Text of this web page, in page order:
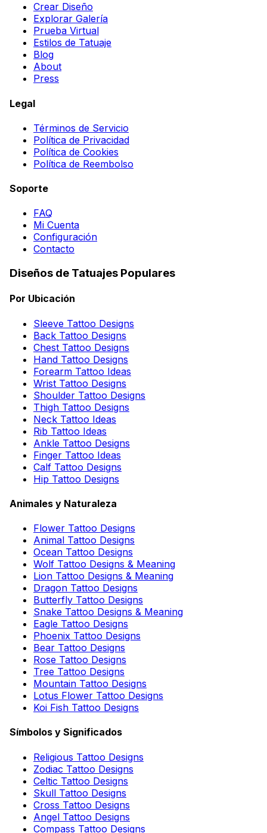
Crear Diseño
Explorar Galería
Prueba Virtual
Estilos de Tatuaje
Blog
About
Press
Legal
Términos de Servicio
Política de Privacidad
Política de Cookies
Política de Reembolso
Soporte
FAQ
Mi Cuenta
Configuración
Contacto
Diseños de Tatuajes Populares
Por Ubicación
Sleeve Tattoo Designs
Back Tattoo Designs
Chest Tattoo Designs
Hand Tattoo Designs
Forearm Tattoo Ideas
Wrist Tattoo Designs
Shoulder Tattoo Designs
Thigh Tattoo Designs
Neck Tattoo Ideas
Rib Tattoo Ideas
Ankle Tattoo Designs
Finger Tattoo Ideas
Calf Tattoo Designs
Hip Tattoo Designs
Animales y Naturaleza
Flower Tattoo Designs
Animal Tattoo Designs
Ocean Tattoo Designs
Wolf Tattoo Designs & Meaning
Lion Tattoo Designs & Meaning
Dragon Tattoo Designs
Butterfly Tattoo Designs
Snake Tattoo Designs & Meaning
Eagle Tattoo Designs
Phoenix Tattoo Designs
Bear Tattoo Designs
Rose Tattoo Designs
Tree Tattoo Designs
Mountain Tattoo Designs
Lotus Flower Tattoo Designs
Koi Fish Tattoo Designs
Símbolos y Significados
Religious Tattoo Designs
Zodiac Tattoo Designs
Celtic Tattoo Designs
Skull Tattoo Designs
Cross Tattoo Designs
Angel Tattoo Designs
Compass Tattoo Designs